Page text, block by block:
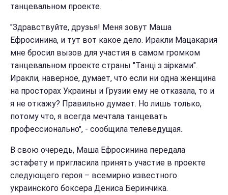
танцевальном проекте.
"Здравствуйте, друзья! Меня зовут Маша
Ефросинина, и тут вот какое дело. Иракли Мацакария
мне бросил вызов для участия в самом громком
танцевальном проекте страны "Танці з зірками".
Иракли, наверное, думает, что если ни одна женщина
на просторах Украины и Грузии ему не отказала, то и
я не откажу? Правильно думает. Но лишь только,
потому что, я всегда мечтала танцевать
профессионально", - сообщила телеведущая.
В свою очередь, Маша Ефросинина передала
эстафету и пригласила принять участие в проекте
следующего героя – всемирно известного
украинского боксера Дениса Беринчика.